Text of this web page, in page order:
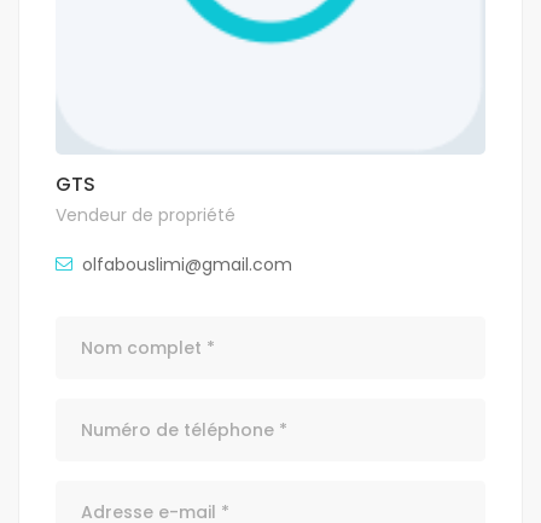
GTS
Vendeur de propriété
olfabouslimi@gmail.com